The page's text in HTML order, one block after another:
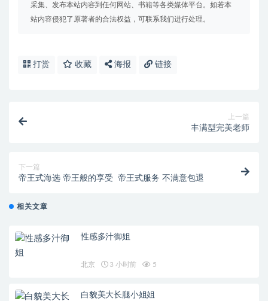
采集、发布本站内容到任何网站、书籍等各类媒体平台。如若本
站内容侵犯了原著者的合法权益，可联系我们进行处理。
打赏 收藏 海报 链接
上一篇
丰满型完美老师
下一篇
帝王式海选 帝王般的享受 帝王式服务 不满意包退
相关文章
性感多汁御姐
北京 3 小时前 5
白貌美大长腿小姐姐